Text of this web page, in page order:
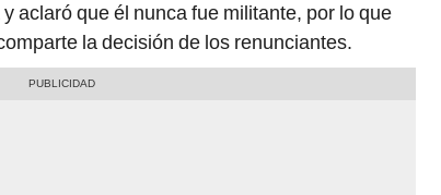
aclaró que él nunca fue militante, por lo que
la decisión de los renunciantes.